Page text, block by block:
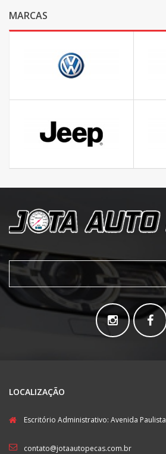
MARCAS
LOCALIZAÇÃO
Escritório Administrativo: Avenida Paulista
contato@jotaautopecas.com.br